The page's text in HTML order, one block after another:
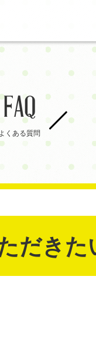
FAQ
くある質問
だきた